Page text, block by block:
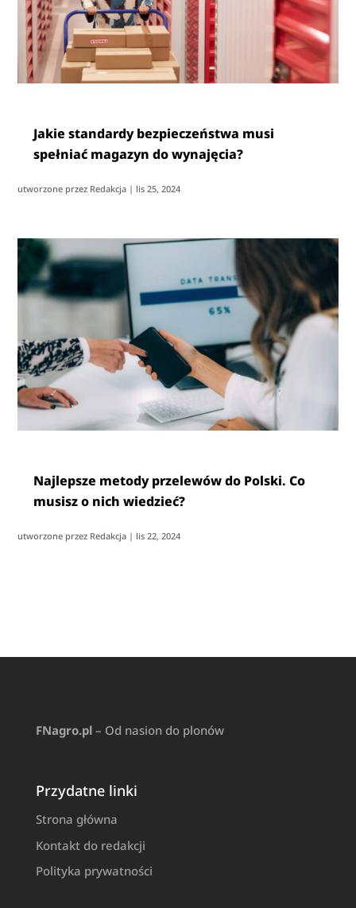
Jakie standardy bezpieczeństwa musi
spełniać magazyn do wynajęcia?
utworzone przez Redakcja | lis 25, 2024
Najlepsze metody przelewów do Polski. Co
musisz o nich wiedzieć?
utworzone przez Redakcja | lis 22, 2024
FNagro.pl– Od nasion do plonów
Przydatne linki
Strona główna
Kontakt do redakcji
Polityka prywatności